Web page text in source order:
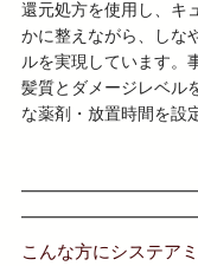
還元処方を使用し、キ
かに整えながら、しな
ルを実現しています。
髪質とダメージレベル
な薬剤・放置時間を設
こんな方にシステア